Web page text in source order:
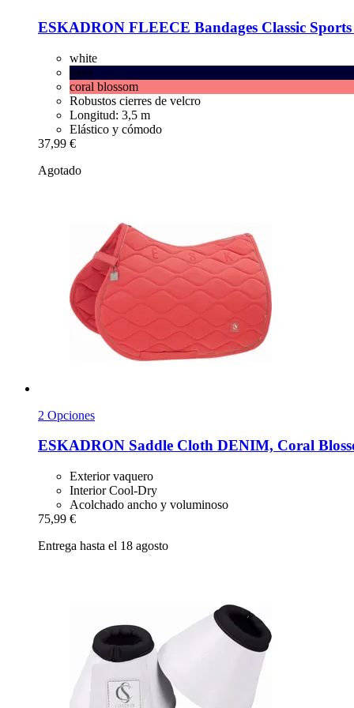
ESKADRON FLEECE Bandages Classic
white
navy
coral blossom
Robustos cierres de velcro
Longitud: 3,5 m
Elástico y cómodo
37,99 €
Agotado
2 Opciones
ESKADRON Saddle Cloth DENIM, Coral
Exterior vaquero
Interior Cool-Dry
Acolchado ancho y voluminoso
75,99 €
Entrega hasta el 18 agosto